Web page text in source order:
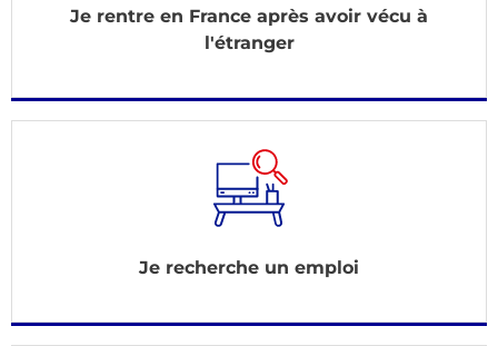
Je rentre en France après avoir vécu à
l'étranger
Je recherche un emploi